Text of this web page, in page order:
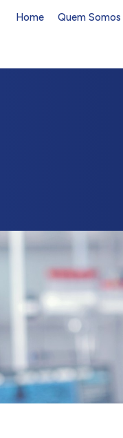
Home Quem Somos